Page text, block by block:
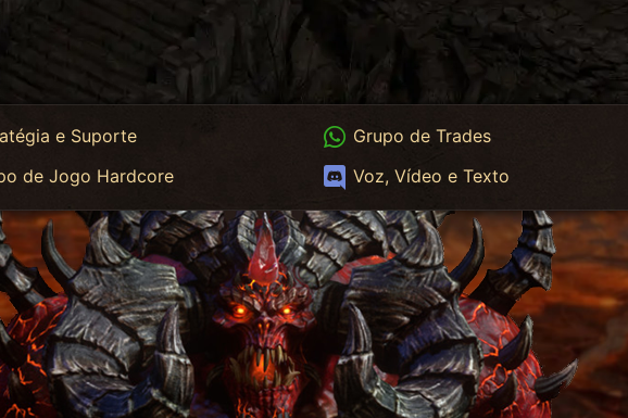
e Suporte WhatsApp Trades
Grupo de Trades
HC
de Jogo Hardcore Discord
Voz, Vídeo e Texto